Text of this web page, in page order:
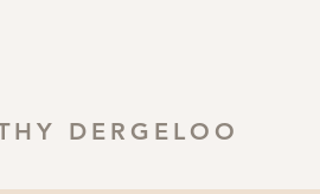
DERGELOO